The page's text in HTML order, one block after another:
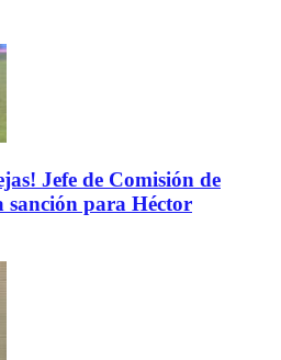
Jefe de Comisión de
para Héctor